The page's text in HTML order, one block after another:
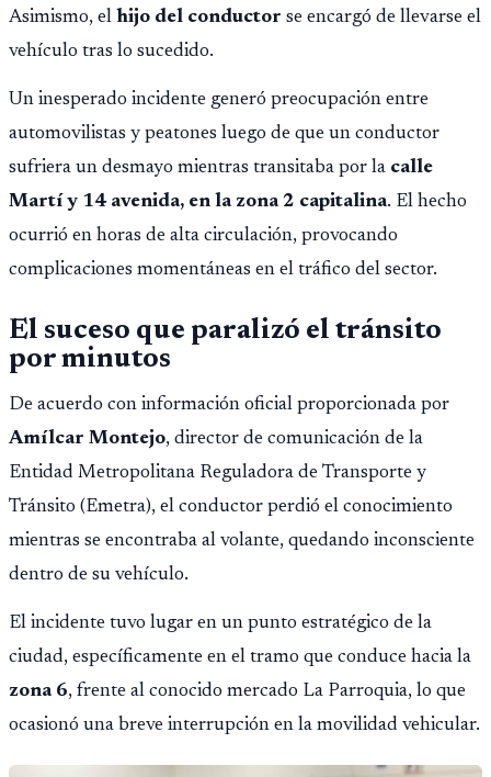
fallido con la administración anterior del Ministerio
Asimismo, el hijo del conductor se encargó de llevarse el
vehículo tras lo sucedido.
Un inesperado incidente generó preocupación entre
automovilistas y peatones luego de que un conductor
sufriera un desmayo mientras transitaba por la calle
Martí y 14 avenida, en la zona 2 capitalina. El hecho
ocurrió en horas de alta circulación, provocando
complicaciones momentáneas en el tráfico del sector.
El suceso que paralizó el tránsito
por minutos
De acuerdo con información oficial proporcionada por
Amílcar Montejo, director de comunicación de la
Entidad Metropolitana Reguladora de Transporte y
Tránsito (Emetra), el conductor perdió el conocimiento
mientras se encontraba al volante, quedando inconsciente
dentro de su vehículo.
El incidente tuvo lugar en un punto estratégico de la
ciudad, específicamente en el tramo que conduce hacia la
zona 6, frente al conocido mercado La Parroquia, lo que
ocasionó una breve interrupción en la movilidad vehicular.